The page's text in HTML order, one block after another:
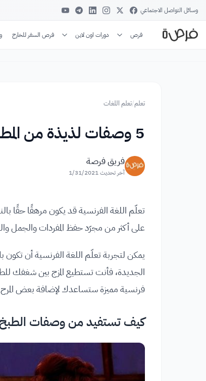
وسائل التواصل الاجتماعي
فرص دورات اون لاين فرص السفر للخارج
تعلم/تعلم اللغات
5 وصفات لذيذة من المطبخ الفرنسي لتعلم اللغة الفرنسية
فريق فرصة
آخر تحديث1/31/2021
تعلّم اللغة الفرنسية قد يكون مرهقًا حقًا
على أكثر من مجرّد حفظ المفردات والجمل
يمكن لتجربة تعلّم اللغة الفرنسية أن
فرنسية مميزة ستساعدك لإضافة بعض
كيف تستفيد من وصفات الطبخ